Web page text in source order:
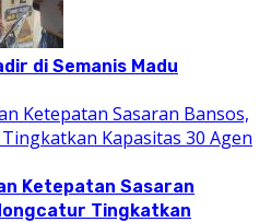
di Semanis Madu
Ketepatan Sasaran
Tingkatkan